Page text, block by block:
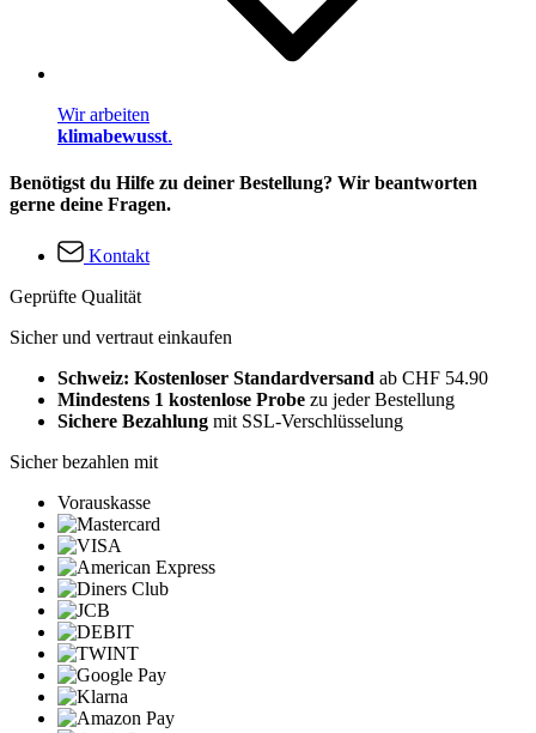
Wir arbeiten
klimabewusst.
Benötigst du Hilfe zu deiner Bestellung? Wir beantworten
gerne deine Fragen.
Kontakt
Geprüfte Qualität
Sicher und vertraut einkaufen
Schweiz: Kostenloser Standardversand ab CHF 54.90
Mindestens 1 kostenlose Probe zu jeder Bestellung
Sichere Bezahlung mit SSL-Verschlüsselung
Sicher bezahlen mit
Vorauskasse